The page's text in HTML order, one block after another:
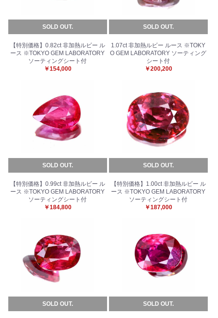
SOLD OUT.
【特別価格】0.82ct 非加熱ルビー ル
ース ※TOKYO GEM LABORATORY
ソーティングシート付
￥154,000
SOLD OUT.
1.07ct 非加熱ルビー ルース ※TOKY
O GEM LABORATORY ソーティング
シート付
￥200,200
SOLD OUT.
【特別価格】0.99ct 非加熱ルビー ル
ース ※TOKYO GEM LABORATORY
ソーティングシート付
￥184,800
SOLD OUT.
【特別価格】1.00ct 非加熱ルビー ル
ース ※TOKYO GEM LABORATORY
ソーティングシート付
￥187,000
SOLD OUT. SOLD OUT.